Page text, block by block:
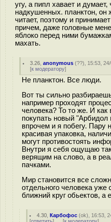
угу, а пипл хавает и думает,
надкушенных. планктон, он
читает, поэтому и
причем, даже головные
яблоко перед ними
махать.
3.26 ,anonymous (??), 15:53,
[к модератору]
Не планктон. Все люди.
Вот ты сильно
например проходят
человека? То то же. И
покупать новый "Арбидол
впрочем и я побегу. Пару
красивая упаковка,
могут противостоять
Внутри я себя ощущаю
верящим на слово, а в
пачками.
Мир становится все
отдельного человека
ближний круг обьектов, а
4.30 ,Карбофос (ok), 16:53,